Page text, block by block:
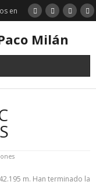
en
Milán
m. Han terminado la